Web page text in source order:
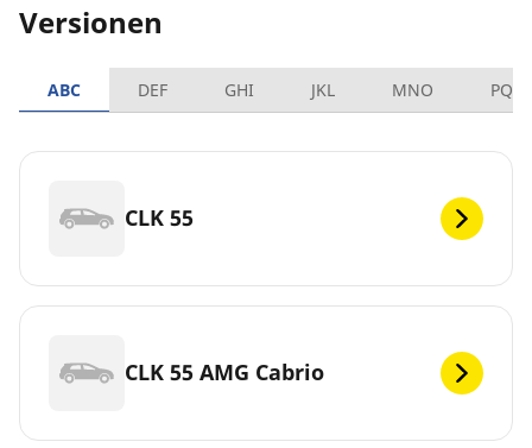
Versionen
ABC DEF GHI JKL MNO PQRS
CLK 55
CLK 55 AMG Cabrio